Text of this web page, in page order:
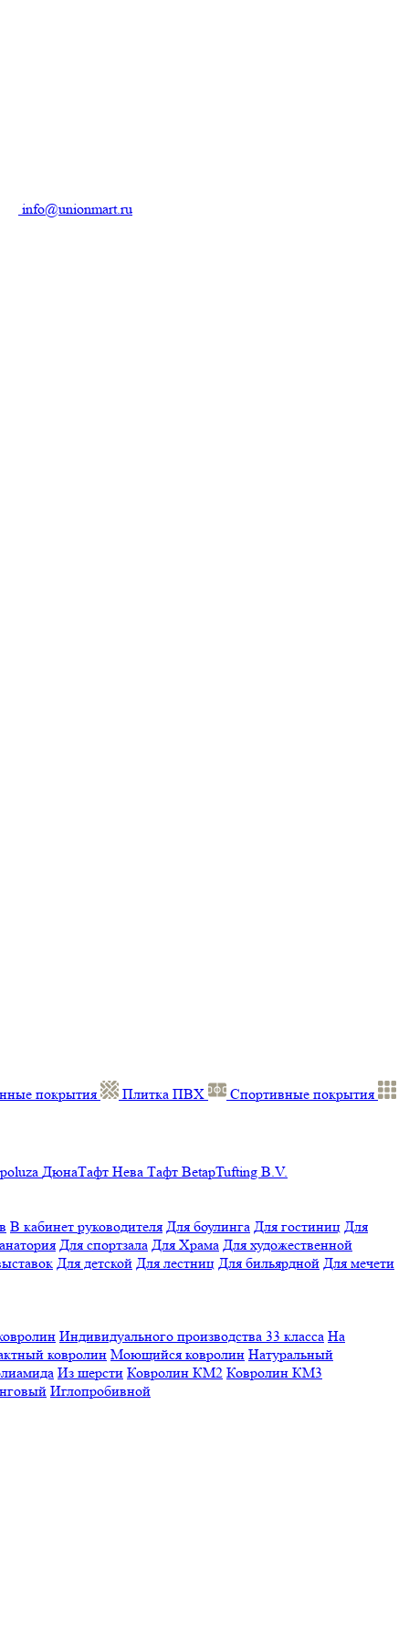
info@unionmart.ru
покрытия Плитка ПВХ
Спортивные покрытия
ДюнаТафт Нева Тафт BetapTufting B.V.
В кабинет руководителя Для боулинга Для гостиниц Для
Для спортзала Для Храма Для художественной
Для детской Для лестниц Для бильярдной Для мечети
Индивидуального производства 33 класса На
ковролин Моющийся ковролин Натуральный
Из шерсти Ковролин КМ2 Ковролин КМ3
Иглопробивной